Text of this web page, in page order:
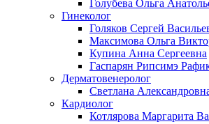
Голубева Ольга
Гинеколог
Голяков Сергей
Максимова Ольга
Купина Анна Сергеевна
Гаспарян Рипсимэ
Дерматовенеролог
Светлана
Кардиолог
Котлярова Маргарита